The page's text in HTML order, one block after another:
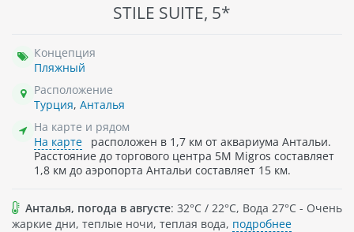
STILE SUITE, 5*
Концепция
Пляжный
Расположение
Турция, Анталья
На карте и рядом
На карте
расположен в 1,7 км от аквариума Антальи.
Расстояние до торгового центра 5M Migros составляет
1,8 км до аэропорта Антальи составляет 15 км.
Анталья, погода в августе: 32°C / 22°C, Вода 27°C - Очень
жаркие дни, теплые ночи, теплая вода, подробнее